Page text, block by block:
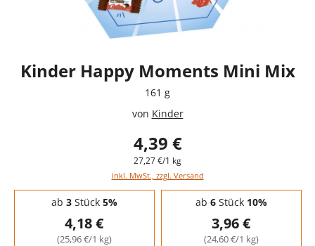
Kinder Happy Moments Mini Mix
161 g
von Kinder
4,39 €
27,27 €/1 kg
inkl. MwSt., zzgl. Versand
Staffelpreise - Mengenrabatt
ab 3Stück 5%
4,18 €
(25,96 €/1 kg)
ab 6Stück 10%
3,96 €
(24,60 €/1 kg)